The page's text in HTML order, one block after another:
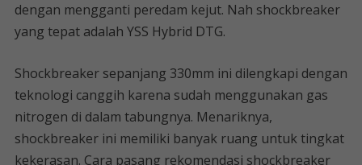
dengan mengganti peredam kejut. Nah shockbreaker
yang tepat adalah YSS Hybrid DTG.
Shockbreaker sepanjang 330mm ini dilengkapi dengan
teknologi canggih karena sudah menggunakan gas
nitrogen di dalam tabungnya. Menariknya,
shockbreaker ini memiliki banyak ruang untuk tingkat
kekerasan. Cara pasang rekomendasi shockbreaker